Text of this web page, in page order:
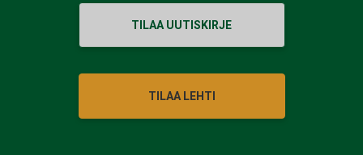
TILAA UUTISKIRJE
TILAA LEHTI